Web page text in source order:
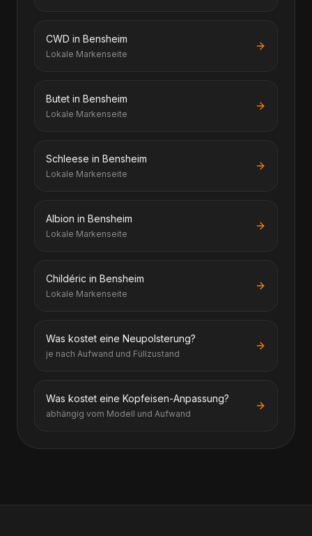
CWD in Bensheim
Lokale Markenseite
Butet in Bensheim
Lokale Markenseite
Schleese in Bensheim
Lokale Markenseite
Albion in Bensheim
Lokale Markenseite
Childéric in Bensheim
Lokale Markenseite
Was kostet eine Neupolsterung?
je nach Aufwand und Füllzustand
Was kostet eine Kopfeisen-Anpassung?
abhängig vom Modell und Aufwand